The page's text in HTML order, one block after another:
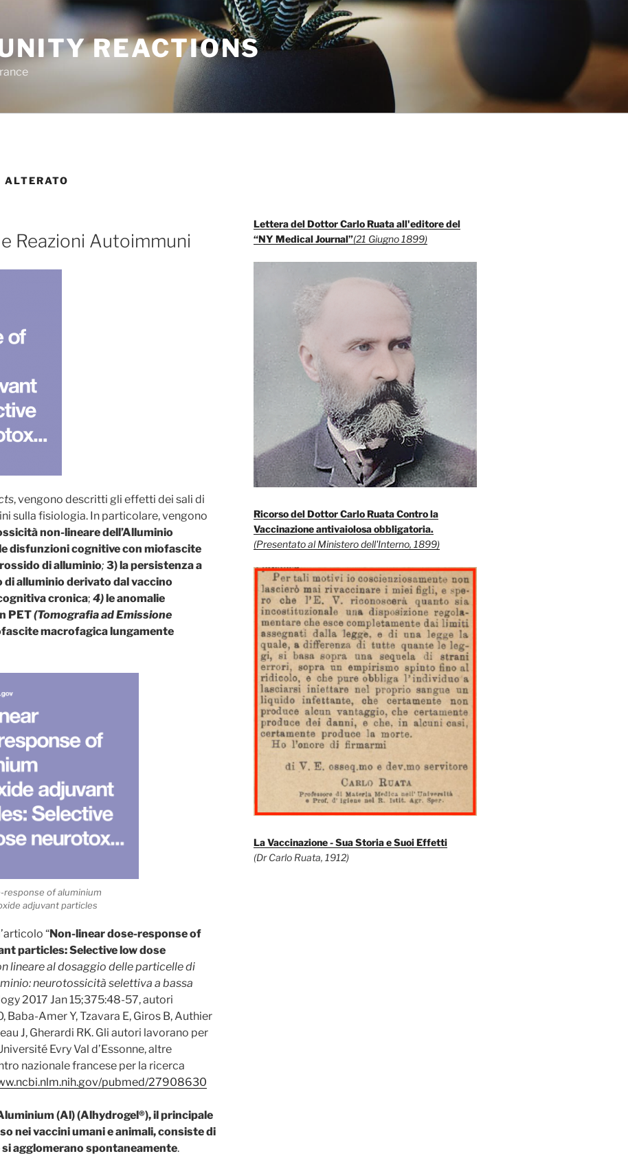
REACTIONS
ALTERATO
Reazioni Autoimmuni
, vengono descritti gli effetti dei sali di
sulla fisiologia. In particolare, vengono
non-lineare dell’Alluminio
disfunzioni cognitive con miofascite
di alluminio; 3)la persistenza a
di alluminio derivato dal vaccino
cronica; 4)leanomalie
PET(Tomografia ad Emissione
macrofagica lungamente
response of aluminium
adjuvant particles
“Non-linear dose-response of
particles: Selective low dose
lineare al dosaggio delle particelle di
neurotossicità selettiva a bassa
2017 Jan 15;375:48-57, autori
Baba-Amer Y, Tzavara E, Giros B, Authier
J, Gherardi RK. Gli autori lavorano per
Evry Val d’Essonne, altre
nazionale francese per la ricerca
pubmed/27908630
(Al) (Alhydrogel®), il principale
nei vaccini umani e animali, consiste di
agglomerano spontaneamente.
Lettera del Dottor Carlo Ruata all'editore del
“NY Medical Journal”(21 Giugno 1899)
Ricorso del Dottor Carlo Ruata Contro la
Vaccinazione antivaiolosa obbligatoria.
(Presentato al Ministero dell'Interno, 1899)
La Vaccinazione - Sua Storia e Suoi Effetti
(Dr Carlo Ruata, 1912)